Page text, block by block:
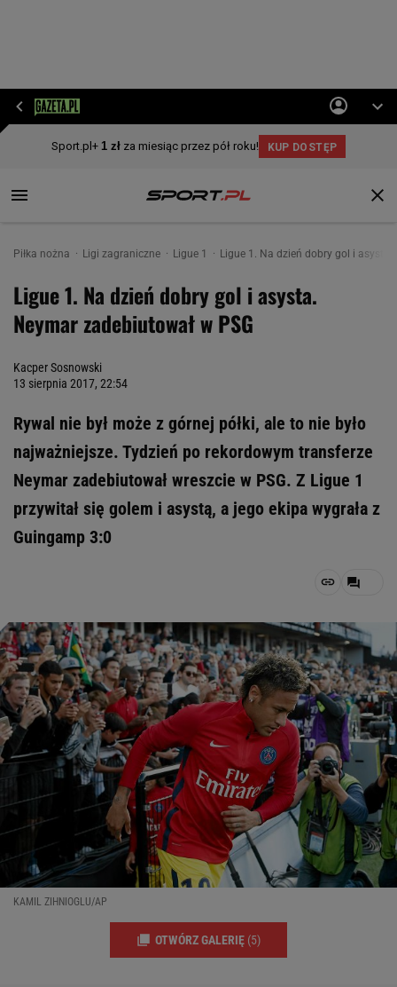
Piłka nożna Ligi zagraniczne Ligue 1 Ligue 1. Na dzień dobry gol i asysta.
Ligue 1. Na dzień dobry gol i asysta.
Neymar zadebiutował w PSG
Kacper Sosnowski
13 sierpnia 2017, 22:54
Rywal nie był może z górnej półki, ale to nie było
najważniejsze. Tydzień po rekordowym transferze
Neymar zadebiutował wreszcie w PSG. Z Ligue 1
przywitał się golem i asystą, a jego ekipa wygrała z
Guingamp 3:0
KAMIL ZIHNIOGLU/AP
OTWÓRZ GALERIĘ (5)